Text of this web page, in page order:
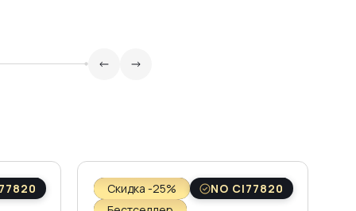
Скидка -25%
NO CI77820